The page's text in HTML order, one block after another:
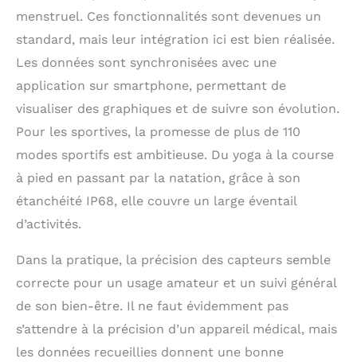
de nombreuses fonctions super utiles :
système français, assistant vocal AI,
notifications WhatsApp, rappel
sédentaire, photo à distance, plus de
200 cadrans de bricolage en ligne. La
batterie longue durée de 200mAh, 1,5
jours d'autonomie élevée sont une
combinaison parfaite, de sorte que vous
pouvez avoir une expérience plus
menstruel. Ces fonctionnalités sont devenues un
standard, mais leur intégration ici est bien réalisée.
Les données sont synchronisées avec une
application sur smartphone, permettant de
visualiser des graphiques et de suivre son évolution.
Pour les sportives, la promesse de plus de 110
modes sportifs est ambitieuse. Du yoga à la course
à pied en passant par la natation, grâce à son
étanchéité IP68, elle couvre un large éventail
d’activités.
Dans la pratique, la précision des capteurs semble
correcte pour un usage amateur et un suivi général
de son bien-être. Il ne faut évidemment pas
s’attendre à la précision d’un appareil médical, mais
les données recueillies donnent une bonne